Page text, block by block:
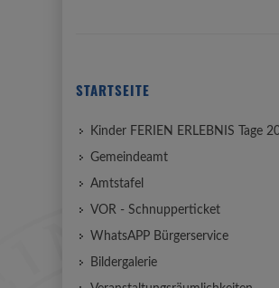
STARTSEITE
Kinder FERIEN ERLEBNIS Tage
Gemeindeamt
Amtstafel
VOR - Schnupperticket
WhatsAPP Bürgerservice
Bildergalerie